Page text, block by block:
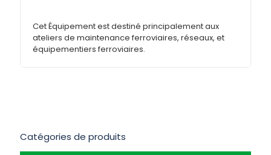
Cet Équipement est destiné principalement aux
ateliers de maintenance ferroviaires, réseaux, et
équipementiers ferroviaires.
Catégories de produits